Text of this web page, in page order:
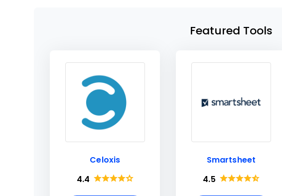
Featured Tools
Celoxis
4.4
Smartsheet
4.5